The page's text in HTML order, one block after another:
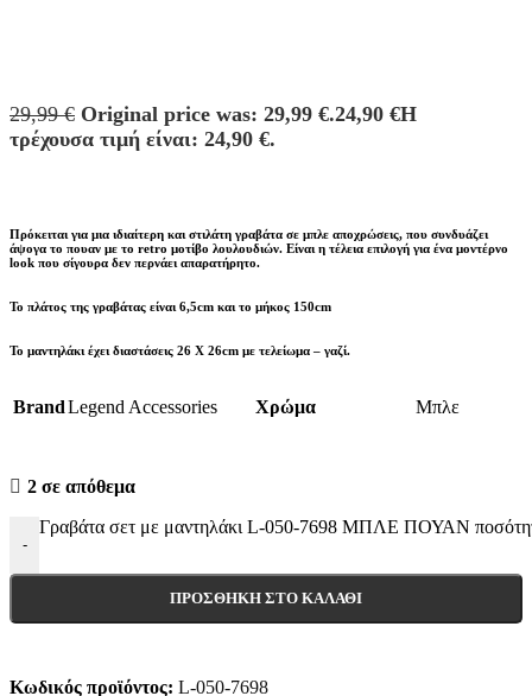
29,99€ Original price was: 29,99 €.24,90 €Η
τρέχουσα τιμή είναι: 24,90 €.
Πρόκειται για μια ιδιαίτερη και στιλάτη γραβάτα σε μπλε αποχρώσεις, που συνδυάζει
άψογα το πουαν με το retro μοτίβο λουλουδιών. Είναι η τέλεια επιλογή για ένα μοντέρνο
look που σίγουρα δεν περνάει απαρατήρητο.
Το πλάτος της γραβάτας είναι 6,5cm και το μήκος 150cm
Το μαντηλάκι έχει διαστάσεις 26 X 26cm με τελείωμα – γαζί.
BrandLegend Accessories Χρώμα Μπλε
2 σε απόθεμα
-
Γραβάτα σετ με μαντηλάκι L-050-7698 ΜΠΛΕ ΠΟΥΑΝ
ΠΡΟΣΘΉΚΗ ΣΤΟ ΚΑΛΆΘΙ
Κωδικός προϊόντος: L-050-7698